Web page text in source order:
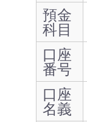
預金
科目
口座
番号
口座
名義